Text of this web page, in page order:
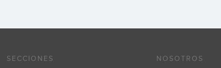
SECCIONES NOSOTROS